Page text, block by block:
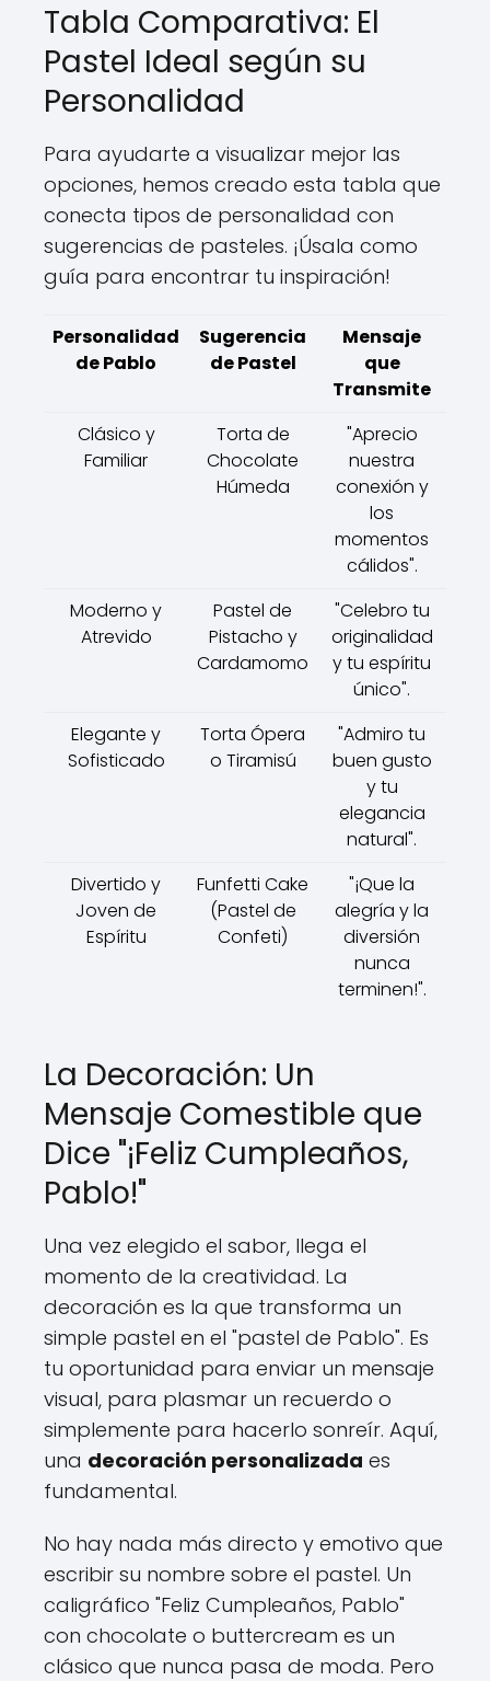
Tabla Comparativa: El
Pastel Ideal según su
Personalidad
Para ayudarte a visualizar mejor las
opciones, hemos creado esta tabla que
conecta tipos de personalidad con
sugerencias de pasteles. ¡Úsala como
guía para encontrar tu inspiración!
Personalidad
de Pablo
Sugerencia
de Pastel
Mensaje
que
Transmite
Clásico y
Familiar
Torta de
Chocolate
Húmeda
"Aprecio
nuestra
conexión y
los
momentos
cálidos".
Moderno y
Atrevido
Pastel de
Pistacho y
Cardamomo
"Celebro tu
originalidad
y tu espíritu
único".
Elegante y
Sofisticado
Torta Ópera
o Tiramisú
"Admiro tu
buen gusto
y tu
elegancia
natural".
Divertido y
Joven de
Espíritu
Funfetti Cake
(Pastel de
Confeti)
"¡Que la
alegría y la
diversión
nunca
terminen!".
La Decoración: Un
Mensaje Comestible que
Dice "¡Feliz Cumpleaños,
Pablo!"
Una vez elegido el sabor, llega el
momento de la creatividad. La
decoración es la que transforma un
simple pastel en el "pastel de Pablo". Es
tu oportunidad para enviar un mensaje
visual, para plasmar un recuerdo o
simplemente para hacerlo sonreír. Aquí,
una decoración personalizada es
fundamental.
No hay nada más directo y emotivo que
escribir su nombre sobre el pastel. Un
caligráfico "Feliz Cumpleaños, Pablo"
con chocolate o buttercream es un
clásico que nunca pasa de moda. Pero